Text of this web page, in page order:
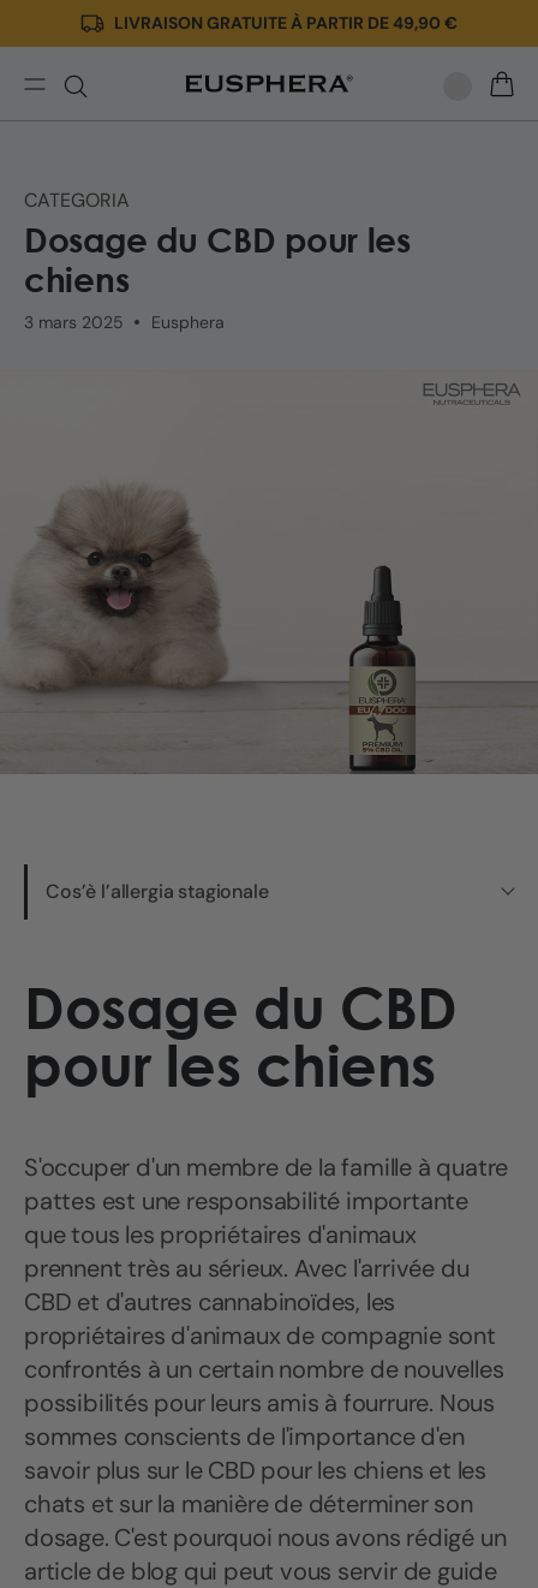
Ignorer
et passer
au
contenu
LIVRAISON GRATUITE À PARTIR DE 49,90 €
quelle
utiliser?
CATEGORIA
Dosage du CBD pour les
chiens
3 mars 2025 Eusphera
Cos’è l’allergia stagionale
Dosage du CBD
pour les chiens
S'occuper d'un membre de la famille à quatre
pattes est une responsabilité importante
que tous les propriétaires d'animaux
prennent très au sérieux. Avec l'arrivée du
CBD et d'autres cannabinoïdes, les
propriétaires d'animaux de compagnie sont
confrontés à un certain nombre de nouvelles
possibilités pour leurs amis à fourrure. Nous
sommes conscients de l'importance d'en
savoir plus sur le CBD pour les chiens et les
chats et sur la manière de déterminer son
dosage. C'est pourquoi nous avons rédigé un
article de blog qui peut vous servir de guide